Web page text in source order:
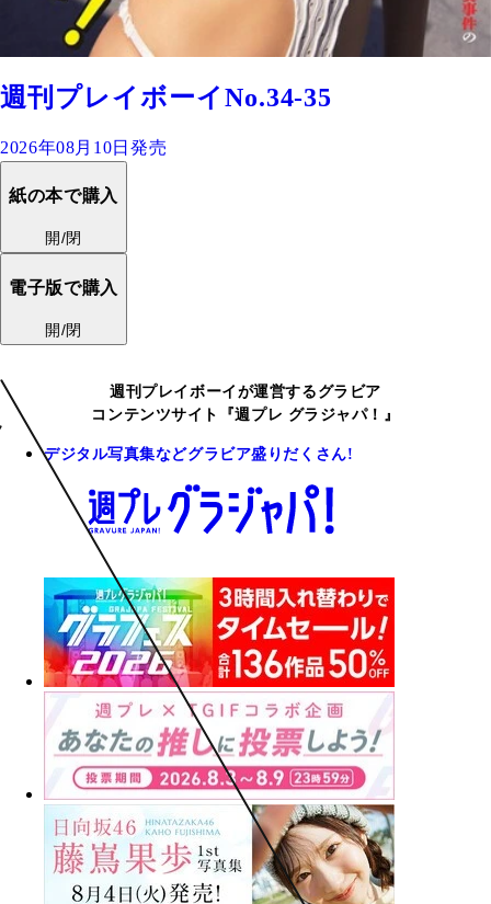
週刊プレイボーイNo.34-35
2026年08月10日発売
紙の本で購入
開/閉
電子版で購入
開/閉
週刊プレイボーイが運営するグラビア
コンテンツサイト『週プレ グラジャパ！』
デジタル写真集などグラビア盛りだくさん!